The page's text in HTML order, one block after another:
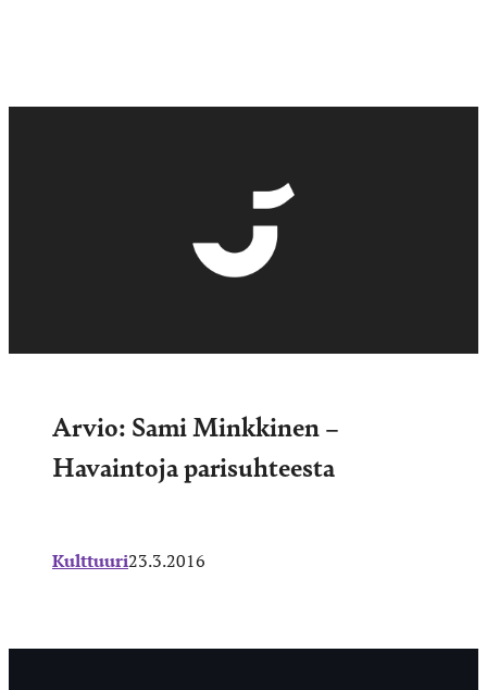
Arvio: Sami Minkkinen –
Havaintoja parisuhteesta
Kulttuuri23.3.2016